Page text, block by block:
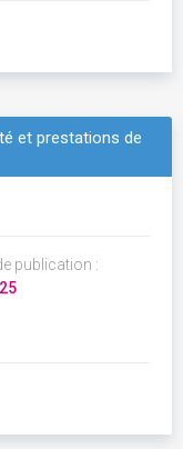
et prestations de
publication :